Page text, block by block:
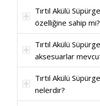
Tırtıl Akülü
özelliğine sahip mi?
Tırtıl Akülü
aksesuarlar
Tırtıl Akülü
nelerdir?